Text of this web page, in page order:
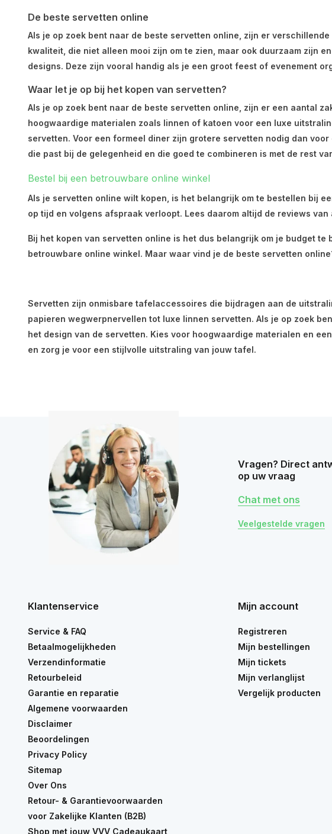
De beste servetten online
Als je op zoek bent naar de beste servetten online, zijn er
kwaliteit, die niet alleen mooi zijn om te zien, maar ook duurzaam zijn
designs. Deze zijn vooral handig als je een groot feest of evenement
Waar let je op bij het kopen van servetten?
Als je op zoek bent naar de beste servetten online, zijn er een aantal
hoogwaardige materialen zoals linnen of katoen voor een luxe
servetten. Voor een formeel diner zijn grotere servetten nodig dan
die past bij de gelegenheid en die goed te combineren is met de rest
Bestel bij een betrouwbare online winkel
Als je servetten online wilt kopen, is het belangrijk om te bestellen bij
op tijd en volgens afspraak verloopt. Lees daarom altijd de reviews
Bij het kopen van servetten online is het dus belangrijk om je budget
betrouwbare online winkel. Maar waar vind je de beste servetten
Servetten zijn onmisbare tafelaccessoires die bijdragen aan de
papieren wegwerpnervellen tot luxe linnen servetten. Als je op zoek
het design van de servetten. Kies voor hoogwaardige materialen en
en zorg je voor een stijlvolle uitstraling van jouw tafel.
Vragen? Direct
op uw vraag
Chat met ons
Veelgestelde vragen
Klantenservice
Service & FAQ
Betaalmogelijkheden
Verzendinformatie
Retourbeleid
Garantie en reparatie
Algemene voorwaarden
Disclaimer
Beoordelingen
Privacy Policy
Sitemap
Over Ons
Retour- & Garantievoorwaarden
voor Zakelijke Klanten (B2B)
Shop met jouw VVV Cadeaukaart
Mijn account
Registreren
Mijn bestellingen
Mijn tickets
Mijn verlanglijst
Vergelijk producten